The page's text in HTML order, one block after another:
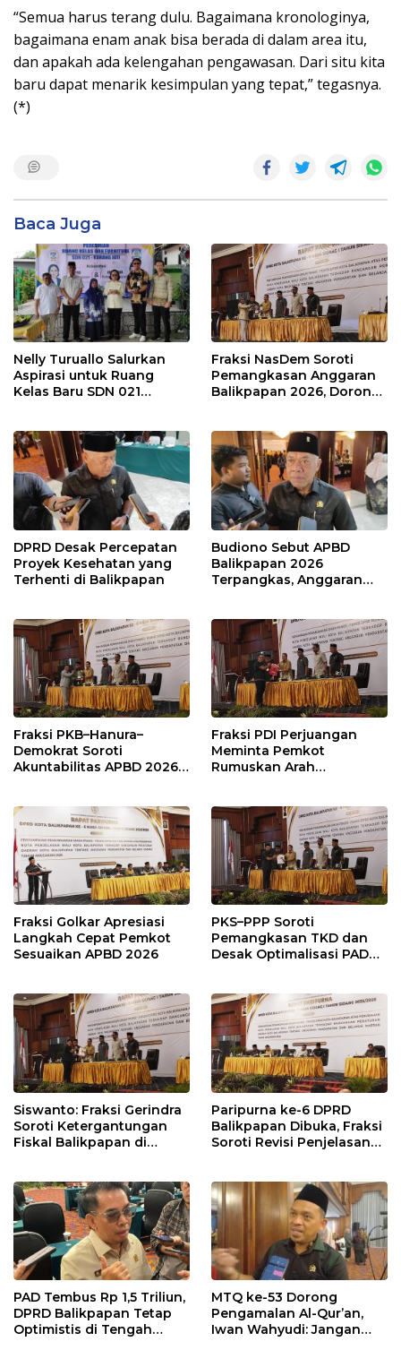
“Semua harus terang dulu. Bagaimana kronologinya,
bagaimana enam anak bisa berada di dalam area itu,
dan apakah ada kelengahan pengawasan. Dari situ kita
baru dapat menarik kesimpulan yang tepat,” tegasnya.
(*)
Baca Juga
Nelly Turuallo Salurkan
Aspirasi untuk Ruang
Kelas Baru SDN 021
Fraksi NasDem Soroti
Pemangkasan Anggaran
Balikpapan 2026, Dorong
DPRD Desak Percepatan
Proyek Kesehatan yang
Terhenti di Balikpapan
Budiono Sebut APBD
Balikpapan 2026
Terpangkas, Anggaran
Fraksi PKB–Hanura–
Demokrat Soroti
Akuntabilitas APBD 2026
Modal
Fraksi PDI Perjuangan
Meminta Pemkot
Rumuskan Arah
Penyangga IKN
Fraksi Golkar Apresiasi
Langkah Cepat Pemkot
Sesuaikan APBD 2026
PKS–PPP Soroti
Pemangkasan TKD dan
Desak Optimalisasi PAD
Siswanto: Fraksi Gerindra
Soroti Ketergantungan
Fiskal Balikpapan di
Paripurna ke-6 DPRD
Balikpapan Dibuka, Fraksi
Soroti Revisi Penjelasan
PAD Tembus Rp 1,5 Triliun,
DPRD Balikpapan Tetap
Optimistis di Tengah
MTQ ke-53 Dorong
Pengamalan Al-Qur’an,
Iwan Wahyudi: Jangan